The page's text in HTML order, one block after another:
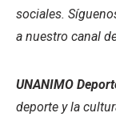
sociales.
a nuestro canal
UNANIMO
deporte y la